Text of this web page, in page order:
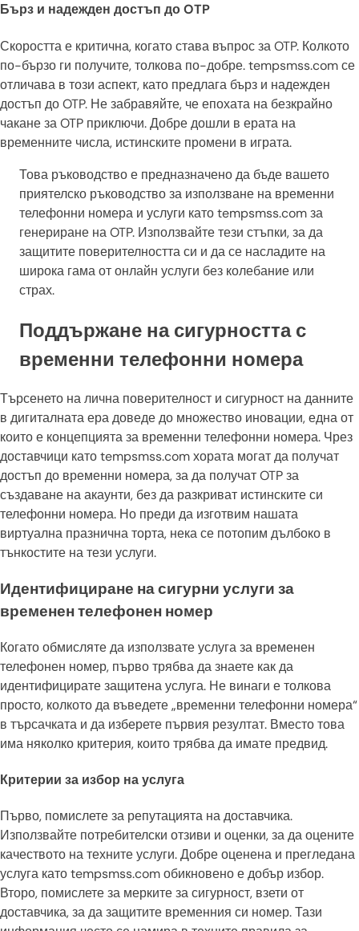
Бърз и надежден достъп до OTP
Скоростта е критична, когато става въпрос за OTP. Колкото
по-бързо ги получите, толкова по-добре. tempsmss.com се
отличава в този аспект, като предлага бърз и надежден
достъп до OTP. Не забравяйте, че епохата на безкрайно
чакане за OTP приключи. Добре дошли в ерата на
временните числа, истинските промени в играта.
Това ръководство е предназначено да бъде вашето
приятелско ръководство за използване на временни
телефонни номера и услуги като tempsmss.com за
генериране на OTP. Използвайте тези стъпки, за да
защитите поверителността си и да се насладите на
широка гама от онлайн услуги без колебание или
страх.
Поддържане на сигурността с
временни телефонни номера
Търсенето на лична поверителност и сигурност на данните
в дигиталната ера доведе до множество иновации, една от
които е концепцията за временни телефонни номера. Чрез
доставчици като tempsmss.com хората могат да получат
достъп до временни номера, за да получат OTP за
създаване на акаунти, без да разкриват истинските си
телефонни номера. Но преди да изготвим нашата
виртуална празнична торта, нека се потопим дълбоко в
тънкостите на тези услуги.
Идентифициране на сигурни услуги за
временен телефонен номер
Когато обмисляте да използвате услуга за временен
телефонен номер, първо трябва да знаете как да
идентифицирате защитена услуга. Не винаги е толкова
просто, колкото да въведете „временни телефонни номера“
в търсачката и да изберете първия резултат. Вместо това
има няколко критерия, които трябва да имате предвид.
Критерии за избор на услуга
Първо, помислете за репутацията на доставчика.
Използвайте потребителски отзиви и оценки, за да оцените
качеството на техните услуги. Добре оценена и прегледана
услуга като tempsmss.com обикновено е добър избор.
Второ, помислете за мерките за сигурност, взети от
доставчика, за да защитите временния си номер. Тази